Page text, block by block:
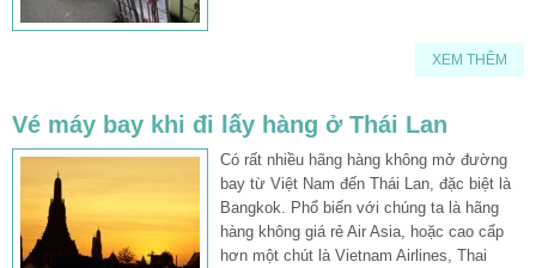
XEM THÊM
Vé máy bay khi đi lấy hàng ở Thái Lan
Có rất nhiều hãng hàng không mở đường
bay từ Việt Nam đến Thái Lan, đặc biệt là
Bangkok. Phổ biến với chúng ta là hãng
hàng không giá rẻ Air Asia, hoặc cao cấp
hơn một chút là Vietnam Airlines, Thai